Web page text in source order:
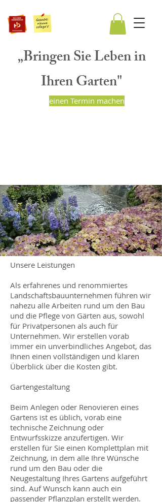
„Bringen Sie Leben in
Ihren Garten"
einen Termin machen
​Unsere Leistungen
Als erfahrenes und renommiertes
Landschaftsbauunternehmen führen wir
nahezu alle Arbeiten rund um den Bau
und die Pflege von Gärten aus, sowohl
für Privatpersonen als auch für
Unternehmen. Wir erstellen vorab
immer ein unverbindliches Angebot, das
Ihnen einen vollständigen und klaren
Überblick über die Kosten gibt.
Gartengestaltung
Beim Anlegen oder Renovieren eines
Gartens ist es üblich, vorab eine
technische Zeichnung oder
Entwurfsskizze anzufertigen. Wir
erstellen für Sie einen Komplettplan mit
Zeichnung, in dem alle Ihre Wünsche
rund um den Bau oder die
Neugestaltung Ihres Gartens aufgeführt
sind. Auf Wunsch kann auch ein
passender Pflanzplan erstellt werden.